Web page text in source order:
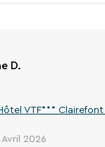
D.
VTF*** Clairefont
2026